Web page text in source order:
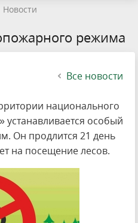
Новости
режима
Все новости
национального
особый
Он продлится 21 день
на посещение лесов.